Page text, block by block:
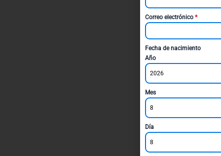
Correo electrónico *
Fecha de nacimiento
Año
2026
Mes
8
Día
8